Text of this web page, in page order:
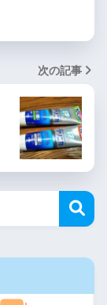
次の記事